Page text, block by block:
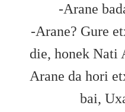
-Arane
-Arane? Gure
die, honek Nati
Arane da hori
bai,